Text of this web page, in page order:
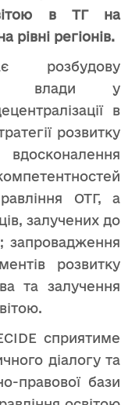
в ТГ на
рівні регіонів.
розбудову
влади у
в
розвитку
вдосконалення
ОТГ, а
залучених до
запровадження
розвитку
та залучення
сприятиме
діалогу та
правової бази